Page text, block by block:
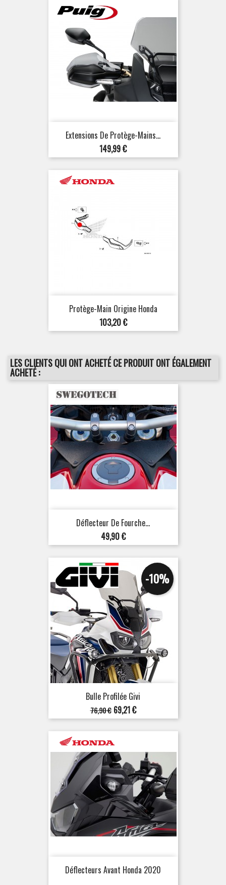
Extensions De Protège-Mains...
Prix
149,99 €
Protège-Main Origine Honda
Prix
103,20 €
LES CLIENTS QUI ONT ACHETÉ CE PRODUIT ONT ÉGALEMENT
ACHETÉ :
Déflecteur De Fourche...
Prix
49,90 €
Bulle Profilée Givi
Prix
de
base
76,90 €
-10%
Prix
69,21 €
Déflecteurs Avant Honda 2020